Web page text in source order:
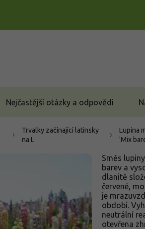
Nejčastější otázky a odpovědi
Trvalky začínající latinsky
na L
Lupina
'Mix
Směs
barev a
dlanitě
červené,
je
období.
neutrální
otevřena